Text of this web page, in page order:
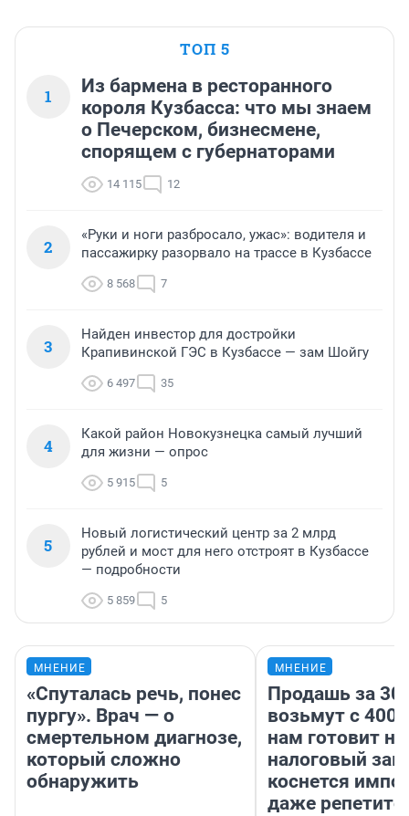
ТОП 5
1
Из бармена в ресторанного
короля Кузбасса: что мы знаем
о Печерском, бизнесмене,
спорящем с губернаторами
14 115 12
2
«Руки и ноги разбросало, ужас»: водителя и
пассажирку разорвало на трассе в Кузбассе
8 568 7
3
Найден инвестор для достройки
Крапивинской ГЭС в Кузбассе — зам Шойгу
6 497 35
4
Какой район Новокузнецка самый лучший
для жизни — опрос
5 915 5
5
Новый логистический центр за 2 млрд
рублей и мост для него отстроят в Кузбассе
— подробности
5 859 5
МНЕНИЕ
«Спуталась речь, понес
пургу». Врач — о
смертельном диагнозе,
который сложно
обнаружить
МНЕНИЕ
Продашь за
возьмут с
нам готовит
налоговый
коснется
даже